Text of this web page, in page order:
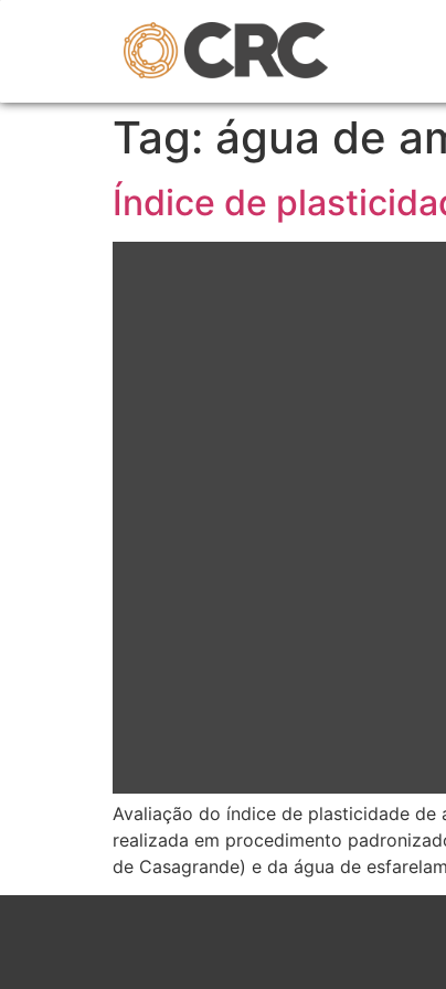
Tag: água de
Índice de
Avaliação do índice de plasticidade de
realizada em procedimento
de Casagrande) e da água de